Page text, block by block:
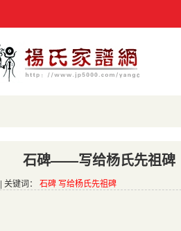
石碑——写给杨氏先祖碑
| 关键词： 石碑 写给杨氏先祖碑